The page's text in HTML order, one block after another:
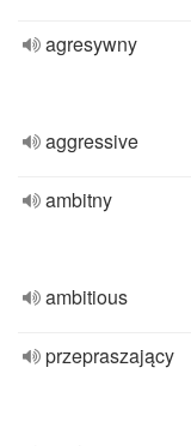
agresywny
aggressive
ambitny
ambitious
przepraszający